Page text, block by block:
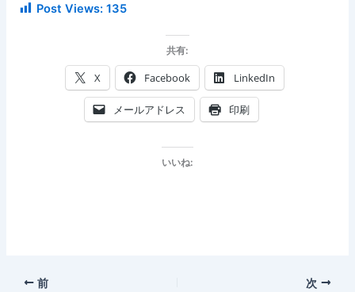
Post Views: 135
共有:
X Facebook LinkedIn
メールアドレス 印刷
いいね:
前 次